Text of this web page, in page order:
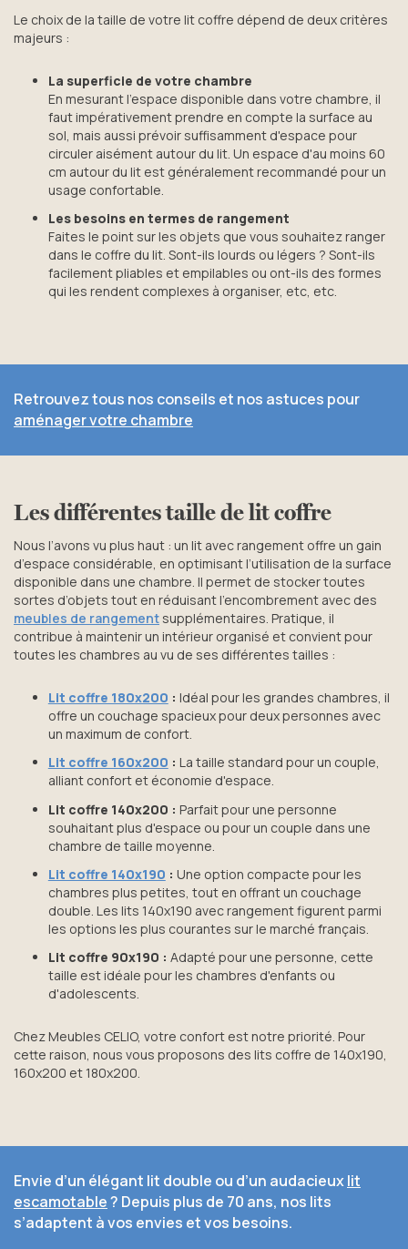
Le choix de la taille de votre lit coffre dépend de deux critères
majeurs :
La superficie de votre chambre
En mesurant l’espace disponible dans votre chambre, il
faut impérativement prendre en compte la surface au
sol, mais aussi prévoir suffisamment d'espace pour
circuler aisément autour du lit. Un espace d'au moins 60
cm autour du lit est généralement recommandé pour un
usage confortable.
Les besoins en termes de rangement
Faites le point sur les objets que vous souhaitez ranger
dans le coffre du lit. Sont-ils lourds ou légers ? Sont-ils
facilement pliables et empilables ou ont-ils des formes
qui les rendent complexes à organiser, etc, etc.
Retrouvez tous nos conseils et nos astuces pour
aménager votre chambre
Les différentes taille de lit coffre
Nous l’avons vu plus haut : un lit avec rangement offre un gain
d’espace considérable, en optimisant l’utilisation de la surface
disponible dans une chambre. Il permet de stocker toutes
sortes d’objets tout en réduisant l’encombrement avec des
meubles de rangement supplémentaires. Pratique, il
contribue à maintenir un intérieur organisé et convient pour
toutes les chambres au vu de ses différentes tailles :
Lit coffre 180x200 : Idéal pour les grandes chambres, il
offre un couchage spacieux pour deux personnes avec
un maximum de confort.
Lit coffre 160x200 : La taille standard pour un couple,
alliant confort et économie d'espace.
Lit coffre 140x200 : Parfait pour une personne
souhaitant plus d'espace ou pour un couple dans une
chambre de taille moyenne.
Lit coffre 140x190 : Une option compacte pour les
chambres plus petites, tout en offrant un couchage
double. Les lits 140x190 avec rangement figurent parmi
les options les plus courantes sur le marché français.
Lit coffre 90x190 : Adapté pour une personne, cette
taille est idéale pour les chambres d'enfants ou
d'adolescents.
Chez Meubles CELIO, votre confort est notre priorité. Pour
cette raison, nous vous proposons des lits coffre de 140x190,
160x200 et 180x200.
Envie d’un élégant lit double ou d’un audacieuxlit
escamotable? Depuis plus de 70 ans, nos lits
s’adaptent à vos envies et vos besoins.